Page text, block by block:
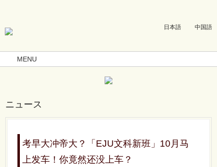
日本語 中国語
MENU
ニュース
考早大冲帝大？「EJU文科新班」10月马
上发车！你竟然还没上车？